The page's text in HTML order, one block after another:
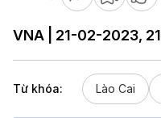
VNA | 21-02-2023,
Từ khóa: Lào Cai